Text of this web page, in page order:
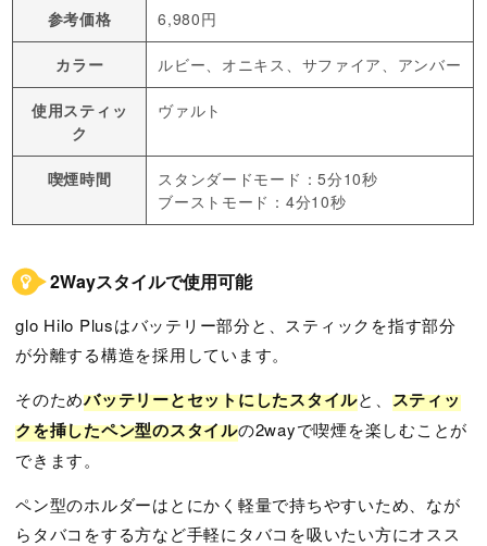
参考価格 6,980円
カラー ルビー、オニキス、サファイア、アンバー
使用スティッ
ク
ヴァルト
喫煙時間
スタンダードモード：5分10秒
ブーストモード：4分10秒
2Wayスタイルで使用可能
glo Hilo Plusはバッテリー部分と、スティックを指す部分
が分離する構造を採用しています。
そのためバッテリーとセットにしたスタイルと、 スティッ
クを挿したペン型のスタイルの2wayで喫煙を楽しむことが
できます。
ペン型のホルダーはとにかく軽量で持ちやすいため、なが
らタバコをする方など手軽にタバコを吸いたい方にオスス